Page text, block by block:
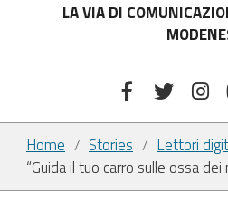
LA VIA DI
Home / Stories / Lettori
“Guida il tuo carro sulle ossa dei